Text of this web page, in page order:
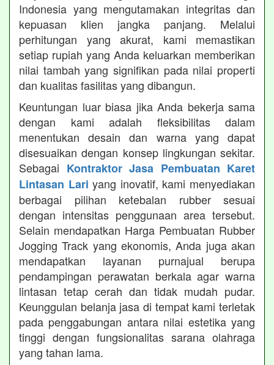
Indonesia yang mengutamakan integritas dan
kepuasan klien jangka panjang. Melalui
perhitungan yang akurat, kami memastikan
setiap rupiah yang Anda keluarkan memberikan
nilai tambah yang signifikan pada nilai properti
dan kualitas fasilitas yang dibangun.
Keuntungan luar biasa jika Anda bekerja sama
dengan kami adalah fleksibilitas dalam
menentukan desain dan warna yang dapat
disesuaikan dengan konsep lingkungan sekitar.
Sebagai Kontraktor Jasa Pembuatan Karet
Lintasan Lari yang inovatif, kami menyediakan
berbagai pilihan ketebalan rubber sesuai
dengan intensitas penggunaan area tersebut.
Selain mendapatkan Harga Pembuatan Rubber
Jogging Track yang ekonomis, Anda juga akan
mendapatkan layanan purnajual berupa
pendampingan perawatan berkala agar warna
lintasan tetap cerah dan tidak mudah pudar.
Keunggulan belanja jasa di tempat kami terletak
pada penggabungan antara nilai estetika yang
tinggi dengan fungsionalitas sarana olahraga
yang tahan lama.